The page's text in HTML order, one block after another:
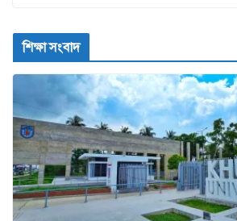
শিক্ষা সংবাদ